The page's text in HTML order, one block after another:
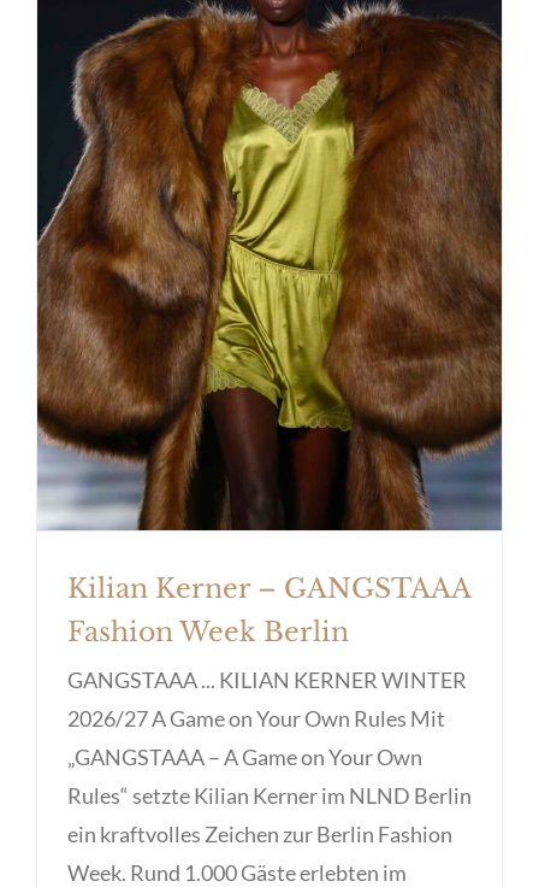
Kilian Kerner – GANGSTAAA
Fashion Week Berlin
Kilian Kerner – GANGSTAAA
Fashion Week Berlin
GANGSTAAA ... KILIAN KERNER WINTER
2026/27 A Game on Your Own Rules Mit
„GANGSTAAA – A Game on Your Own
Rules“ setzte Kilian Kerner im NLND Berlin
ein kraftvolles Zeichen zur Berlin Fashion
Week. Rund 1.000 Gäste erlebten im